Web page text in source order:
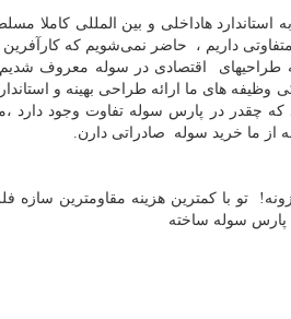
هاداخلی و بین المللی کاملا
داریم ، حاضر نمی‌شویم که کارآفرین
طراحیهای اقتصادی در سوله معروف
وظیفه های ما ارائه طراحی بهینه و
که چقدر در پارس سوله تفاوت وجود
از ما خرید سوله صادراتی دارن.
تو با کمترین هزینه مقاومترین سازه
پارس سوله ساخته